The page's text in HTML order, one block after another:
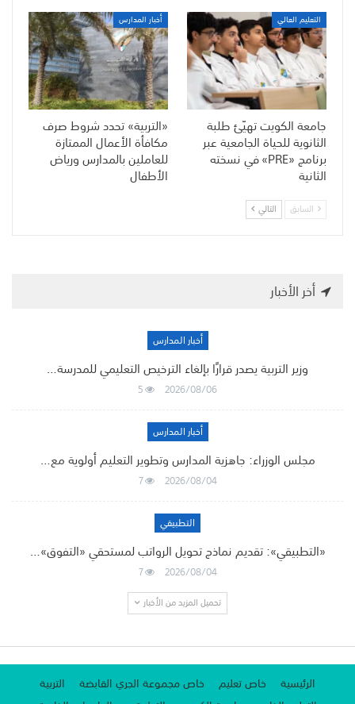
التعليم العالي
جامعة الكويت تهيّئ طلبة
الثانوية للحياة الجامعية عبر
برنامج «PRE» في نسخته
الثانية
أخبار المدارس
«التربية» تحدد شروط صرف
مكافأة الأعمال الممتازة
للعاملين بالمدارس ورياض
الأطفال
السابق التالي
أخر الأخبار
أخبار المدارس
وزير التربية يصدر قرارًا بإلغاء الترخيص التعليمي للمدرسة…
2026/08/06
5
أخبار المدارس
مجلس الوزراء: جاهزية المدارس وتطوير التعليم أولوية مع…
2026/08/04
7
التطبيقي
«التطبيقي»: تقديم نماذج تحويل الرواتب لمستحقي «التفوق»…
2026/08/04
7
تحميل المزيد من الأخبار
الرئيسية خاص تعليم خاص مجموعة الجري القابضة
التربية